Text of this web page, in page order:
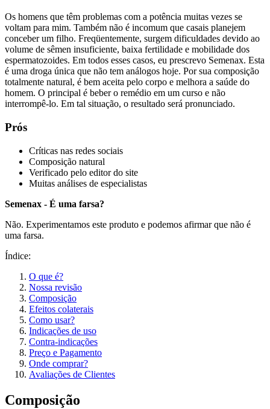
Os homens que têm problemas com a potência muitas vezes se
voltam para mim. Também não é incomum que casais planejem
conceber um filho. Freqüentemente, surgem dificuldades devido ao
volume de sêmen insuficiente, baixa fertilidade e mobilidade dos
espermatozoides. Em todos esses casos, eu prescrevo Semenax. Esta
é uma droga única que não tem análogos hoje. Por sua composição
totalmente natural, é bem aceita pelo corpo e melhora a saúde do
homem. O principal é beber o remédio em um curso e não
interrompê-lo. Em tal situação, o resultado será pronunciado.
Prós
Críticas nas redes sociais
Composição natural
Verificado pelo editor do site
Muitas análises de especialistas
Semenax - É uma farsa?
Não. Experimentamos este produto e podemos afirmar que não é
uma farsa.
Índice:
O que é?
Nossa revisão
Composição
Efeitos colaterais
Como usar?
Indicações de uso
Contra-indicações
Preço e Pagamento
Onde comprar?
Avaliações de Clientes
Composição